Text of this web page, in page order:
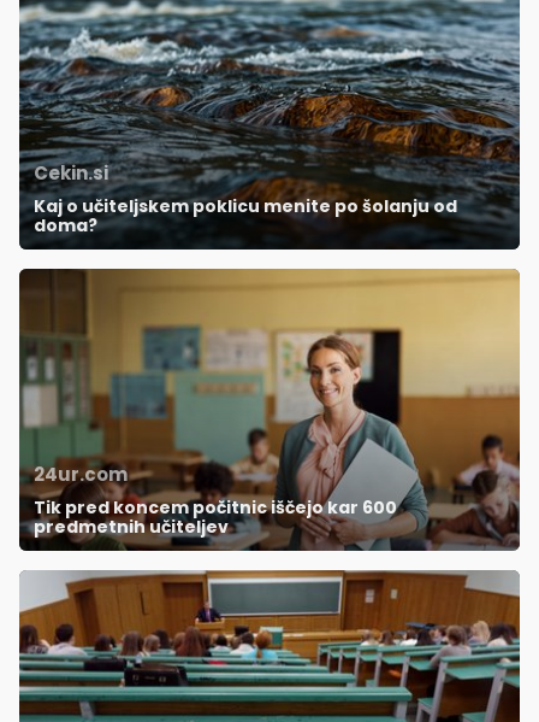
Cekin.si
Kaj o učiteljskem poklicu menite po šolanju od
doma?
24ur.com
Tik pred koncem počitnic iščejo kar 600
predmetnih učiteljev